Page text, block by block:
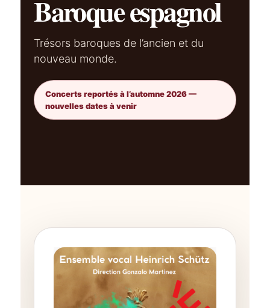
Baroque espagnol
Trésors baroques de l’ancien et du
nouveau monde.
Concerts reportés à l’automne 2026 —
nouvelles dates à venir